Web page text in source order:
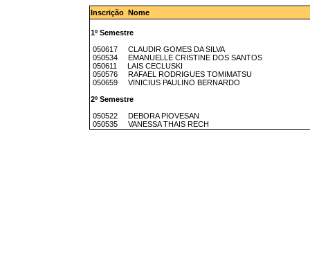
Inscrição Nome
1º Semestre
050617 CLAUDIR GOMES DA SILVA
050534 EMANUELLE CRISTINE DOS SANTOS
050611 LAIS CECLUSKI
050576 RAFAEL RODRIGUES TOMIMATSU
050659 VINICIUS PAULINO BERNARDO
2º Semestre
050522 DEBORA PIOVESAN
050535 VANESSA THAIS RECH